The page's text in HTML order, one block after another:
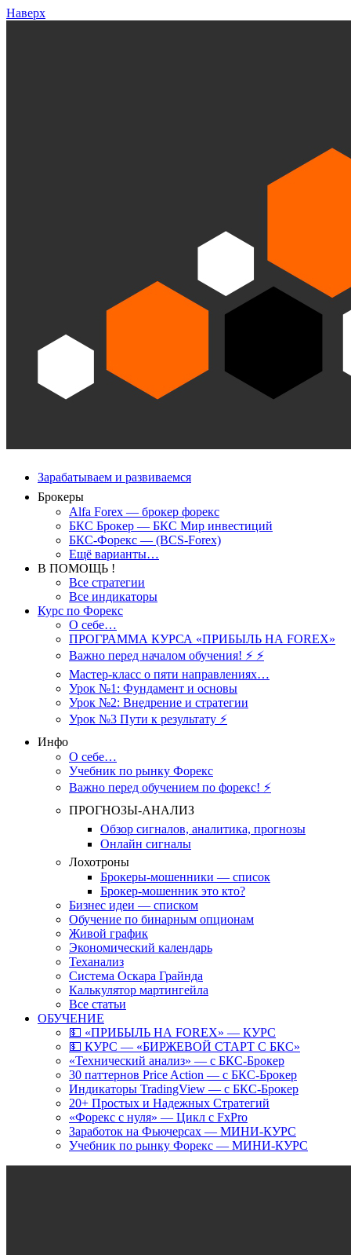
Наверх
Зарабатываем и развиваемся
Брокеры
Alfa Forex — брокер форекс
БКС Брокер — БКС Мир инвестиций
БКС-Форекс — (BCS-Forex)
Ещё варианты…
В ПОМОЩЬ !
Все стратегии
Все индикаторы
Курс по Форекс
О себе…
ПРОГРАММА КУРСА «ПРИБЫЛЬ НА FOREX»
Важно перед началом обучения! ⚡ ⚡
Мастер-класс о пяти направлениях…
Урок №1: Фундамент и основы
Урок №2: Внедрение и стратегии
Урок №3 Пути к результату ⚡️
Инфо
О себе…
Учебник по рынку Форекс
Важно перед обучением по форекс! ⚡
ПРОГНОЗЫ-АНАЛИЗ
Обзор сигналов, аналитика, прогнозы
Онлайн сигналы
Лохотроны
Брокеры-мошенники — список
Брокер-мошенник это кто?
Бизнес идеи — списком
Обучение по бинарным опционам
Живой график
Экономический календарь
Теханализ
Система Оскара Грайнда
Калькулятор мартингейла
Все статьи
ОБУЧЕНИЕ
💵 «ПРИБЫЛЬ НА FOREX» — КУРС
💵 КУРС — «БИРЖЕВОЙ СТАРТ С БКС»
«Технический анализ» — с БКС-Брокер
30 паттернов Price Action — с БКС-Брокер
Индикаторы TradingView — с БКС-Брокер
20+ Простых и Надежных Стратегий
«Форекс с нуля» — Цикл с FxPro
Заработок на Фьючерсах — МИНИ-КУРС
Учебник по рынку Форекс — МИНИ-КУРС